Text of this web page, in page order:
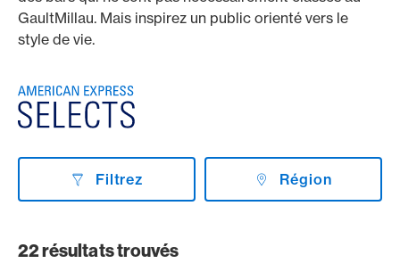
GaultMillau. Mais inspirez un public orienté vers le
style de vie.
Filtrez Région
22résultats trouvés